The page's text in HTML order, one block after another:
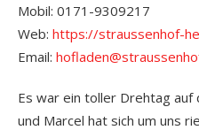
Mobil: 0171-9309217
Web: https://straussenhof-
Email:
Es war ein toller Drehtag
und Marcel hat sich um uns